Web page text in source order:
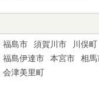
福島市 須賀川市 川俣町
福島伊達市
本宮市 相馬
会津美里町